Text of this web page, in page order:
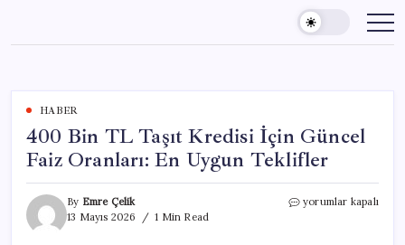
content
HABER
400 Bin TL Taşıt Kredisi İçin Güncel
Faiz Oranları: En Uygun Teklifler
By Emre Çelik
13 Mayıs 2026
1 Min Read
400
yorumlar kapalı